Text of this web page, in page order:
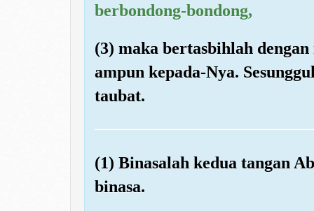
berbondong-bondong,
(3) maka bertasbihlah
ampun kepada-Nya.
taubat.
(1) Binasalah kedua tangan
binasa.